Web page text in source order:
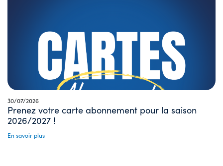
30/07/2026
Prenez votre carte abonnement pour la saison
2026/2027 !
En savoir plus